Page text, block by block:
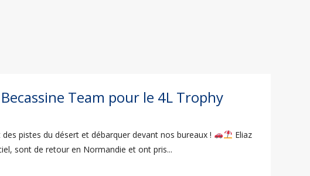
Team pour le 4L Trophy
pistes du désert et débarquer devant nos bureaux !
Eliaz
sont de retour en Normandie et ont pris...